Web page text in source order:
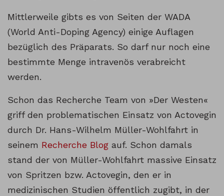
Mittlerweile gibts es von Seiten der WADA
(World Anti-Doping Agency) einige Auflagen
bezüglich des Präparats. So darf nur noch eine
bestimmte Menge intravenös verabreicht
werden.
Schon das Recherche Team von »Der Westen«
griff den problematischen Einsatz von Actovegin
durch Dr. Hans-Wilhelm Müller-Wohlfahrt in
seinem Recherche Blog auf. Schon damals
stand der von Müller-Wohlfahrt massive Einsatz
von Spritzen bzw. Actovegin, den er in
medizinischen Studien öffentlich zugibt, in der